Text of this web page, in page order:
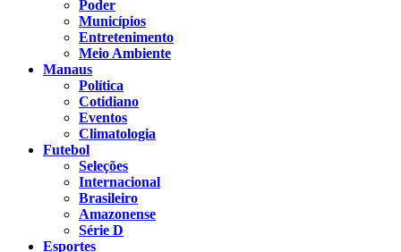
Poder
Municípios
Entretenimento
Meio Ambiente
Manaus
Política
Cotidiano
Eventos
Climatologia
Futebol
Seleções
Internacional
Brasileiro
Amazonense
Série D
Esportes